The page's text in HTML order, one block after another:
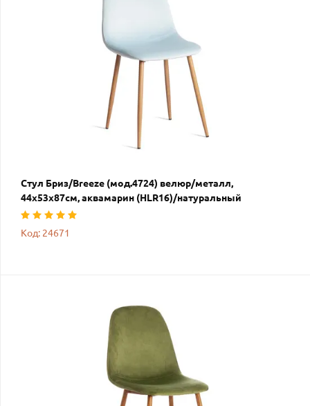
Стул Бриз/Breeze (мод.4724) велюр/металл,
44х53х87см, аквамарин (HLR16)/натуральный
Код: 24671